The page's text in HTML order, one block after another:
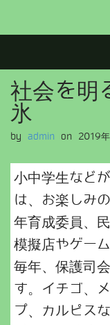
i
m
i
社会を明
氷
by admin on 2019
小中学生など
は、お楽しみ
年育成委員、
模擬店やゲー
毎年、保護司
す。イチゴ、
プ、カルピス